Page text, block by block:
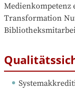
Medienkompetenz
Transformation